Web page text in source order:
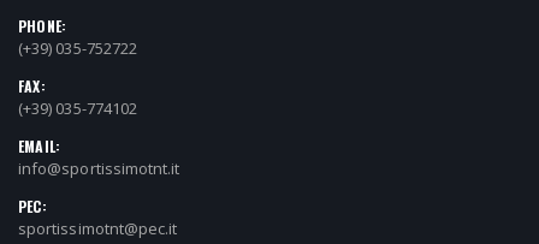
PHONE:
(+39) 035-752722
FAX:
(+39) 035-774102
EMAIL:
info@sportissimotnt.it
PEC:
sportissimotnt@pec.it